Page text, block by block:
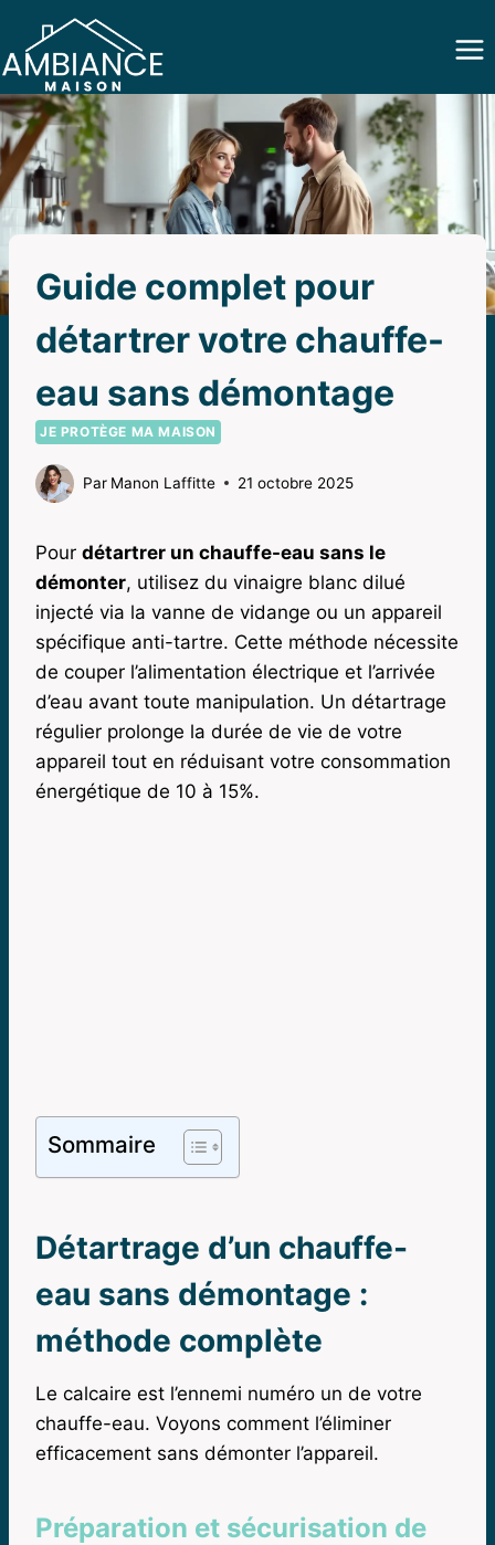
contenu
Guide complet pour
détartrer votre chauffe-
eau sans démontage
JE PROTÈGE MA MAISON
Par Manon Laffitte 21 octobre 2025
Pour détartrer un chauffe-eau sans le
démonter, utilisez du vinaigre blanc dilué
injecté via la vanne de vidange ou un appareil
spécifique anti-tartre. Cette méthode nécessite
de couper l’alimentation électrique et l’arrivée
d’eau avant toute manipulation. Un détartrage
régulier prolonge la durée de vie de votre
appareil tout en réduisant votre consommation
énergétique de 10 à 15%.
Sommaire
Détartrage d’un chauffe-
eau sans démontage :
méthode complète
Le calcaire est l’ennemi numéro un de votre
chauffe-eau. Voyons comment l’éliminer
efficacement sans démonter l’appareil.
Préparation et sécurisation de